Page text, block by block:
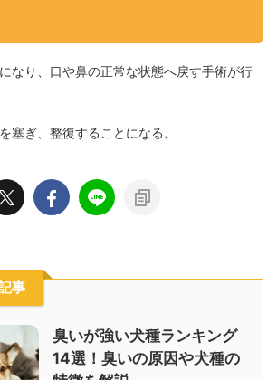
なり、口や鼻の正常な状態へ戻す手術が行
塞ぎ、整復することになる。
事
臭いが強い犬種ランキング
14選！臭いの原因や犬種の